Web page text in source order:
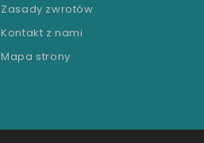
Zasady zwrotów
Kontakt z nami
Mapa strony